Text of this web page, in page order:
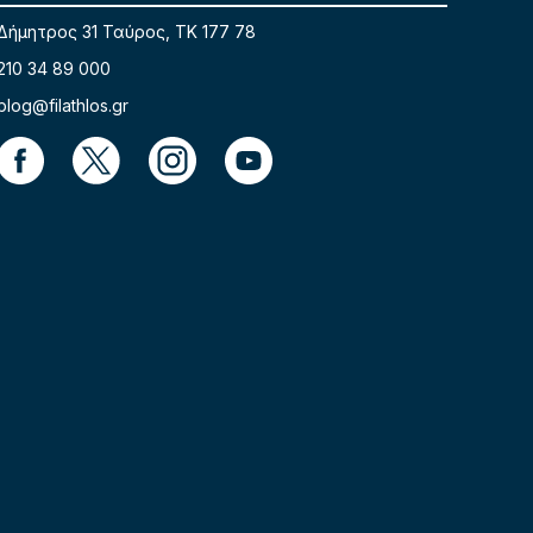
31 Ταύρος, TK 177 78
34 89 000